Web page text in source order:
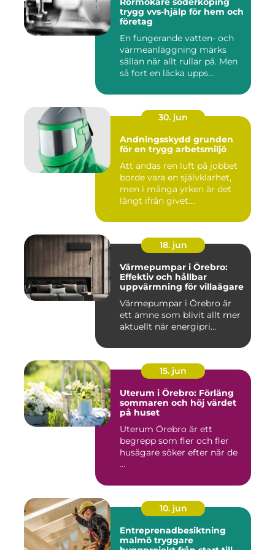
trygg vvs-hjälp för hem och
företag
En fungerande vatten- och
värmeanläggning märks
sällan när allt rullar på. Men
så fort en läcka upps...
30. jun
Andningsskydd grunden
för en trygg arbetsmiljö
Att andas ren luft på jobbet
borde vara en självklarhet,
men i många yrken är det
långt ifrån givet....
18. jun
Värmepumpar i Örebro:
Effektiv och hållbar
uppvärmning för villaägare
Värmepumpar i Örebro är
ett ämne som blivit allt mer
aktuellt när energipri...
15. jun
Uterum i Örebro: Förläng
sommaren och höj värdet
på huset
Uterum Örebro är ett
begrepp som fler och fler
husägare söker efter när de
...
10. jun
Entreprenadbesiktning
malmö tryggare